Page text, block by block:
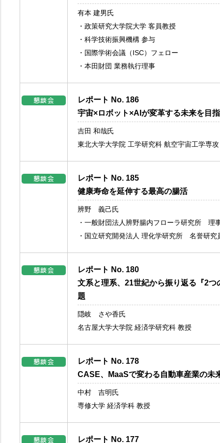
有本 建男氏
・政策研究大学院大学 客員教授
・科学技術振興機構 参与
・国際学術会議（ISC）フェロー
・本田財団 業務執行理事
レポート No. 186
宇宙×ロボット×AIが変革する未来を目
吉田 和哉氏
東北大学大学院 工学研究科 航空宇宙工学専
レポート No. 185
健康寿命を延伸する最高の腸活
辨野 義己氏
・一般財団法人辨野腸内フローラ研究所 理
・国立研究開発法人 理化学研究所 名誉研究
レポート No. 180
文系と理系、21世紀から振り返る『2つ
題
隠岐 さや香氏
名古屋大学大学院 経済学研究科 教授
レポート No. 178
CASE、MaaSで変わる自動車産業の未
中村 吉明氏
専修大学 経済学科 教授
レポート No. 177